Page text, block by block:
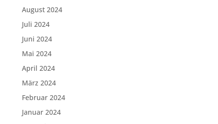
August 2024
Juli 2024
Juni 2024
Mai 2024
April 2024
März 2024
Februar 2024
Januar 2024